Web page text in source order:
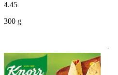
4.45
300 g